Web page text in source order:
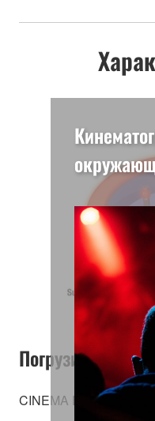
Погрузитесь в звук
CINEMA DSP